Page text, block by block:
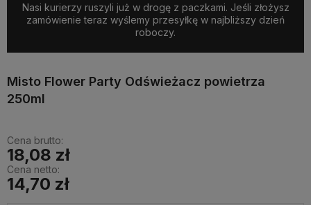
Nasi kurierzy ruszyli już w drogę z paczkami. Jeśli złożysz
zamówienie teraz wyślemy przesyłkę w najbliższy dzień
roboczy.
Misto Flower Party Odświeżacz powietrza
250ml
Cena brutto:
18,08 zł
Cena netto:
14,70 zł